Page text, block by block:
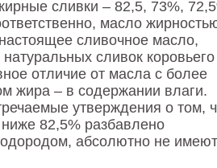
сливки – 82,5, 73%,
масло
сливочное масло,
сливок коровьего
отличие от масла с более
жира – в содержании влаги.
утверждения о том,
82,5% разбавлено
абсолютно не имеют